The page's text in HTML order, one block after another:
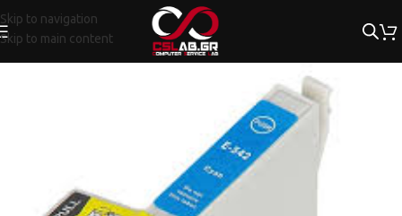
Skip to navigation
Skip to main content